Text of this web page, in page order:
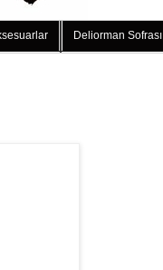
Deliorman Sofrası